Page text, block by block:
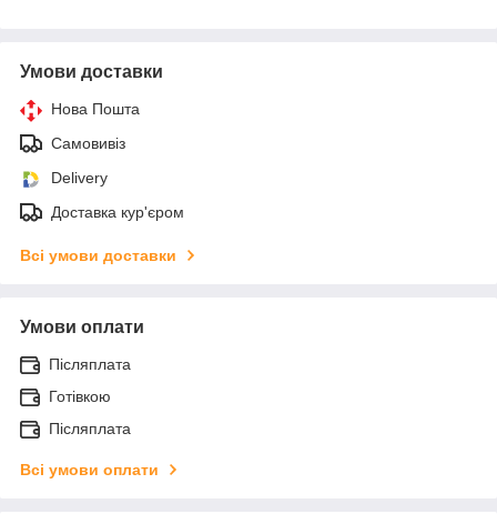
Умови доставки
Нова Пошта
Самовивіз
Delivery
Доставка кур'єром
Всі умови доставки
Умови оплати
Післяплата
Готівкою
Післяплата
Всі умови оплати